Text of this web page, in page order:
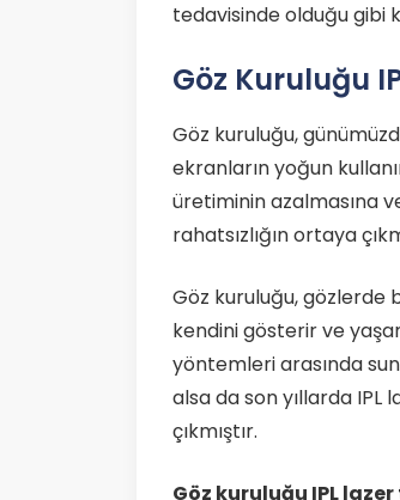
tedavisinde olduğu gibi
Göz Kuruluğu
Göz kuruluğu,
ekranların yoğun
üretiminin azalmasına
rahatsızlığın ortaya
Göz kuruluğu, gözlerde
kendini gösterir ve
yöntemleri arasında
alsa da son yıllarda IPL
çıkmıştır.
Göz kuruluğu IPL